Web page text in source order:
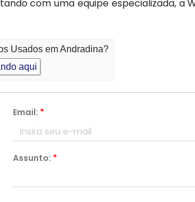
com uma equipe especializada, a
Usados em Andradina?
aqui
Email: *
Assunto: *